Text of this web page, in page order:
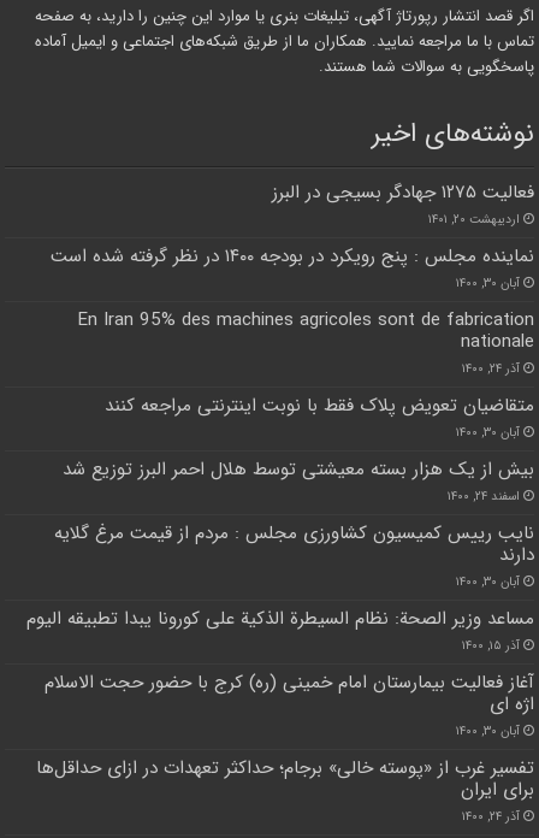
اگر قصد انتشار رپورتاژ آگهی، تبلیغات بنری یا موارد این چنین را دارید، به صفحه
تماس با ما مراجعه نمایید. همکاران ما از طریق شبکه‌های اجتماعی و ایمیل آماده
پاسخگویی به سوالات شما هستند.
نوشته‌های اخیر
فعالیت ۱۲۷۵ جهادگر بسیجی در البرز
اردیبهشت ۲۰, ۱۴۰۱
نماینده مجلس : پنج رویکرد در بودجه ۱۴۰۰ در نظر گرفته شده است
آبان ۳۰, ۱۴۰۰
En Iran 95% des machines agricoles sont de fabrication
nationale
آذر ۲۴, ۱۴۰۰
متقاضیان تعویض پلاک فقط با نوبت اینترنتی مراجعه کنند
آبان ۳۰, ۱۴۰۰
بیش از یک هزار بسته معیشتی توسط هلال احمر البرز توزیع شد
اسفند ۲۴, ۱۴۰۰
نایب رییس کمیسیون کشاورزی مجلس : مردم از قیمت مرغ گلایه
دارند
آبان ۳۰, ۱۴۰۰
مساعد وزير الصحة: نظام السيطرة الذكية على كورونا يبدا تطبيقه اليوم
آذر ۱۵, ۱۴۰۰
آغاز فعالیت بیمارستان امام خمینی (ره) کرج با حضور حجت الاسلام
اژه ای
آبان ۳۰, ۱۴۰۰
تفسیر غرب از «پوسته خالی» برجام؛ حداکثر تعهدات در ازای حداقل‌ها
برای ایران
آذر ۲۴, ۱۴۰۰